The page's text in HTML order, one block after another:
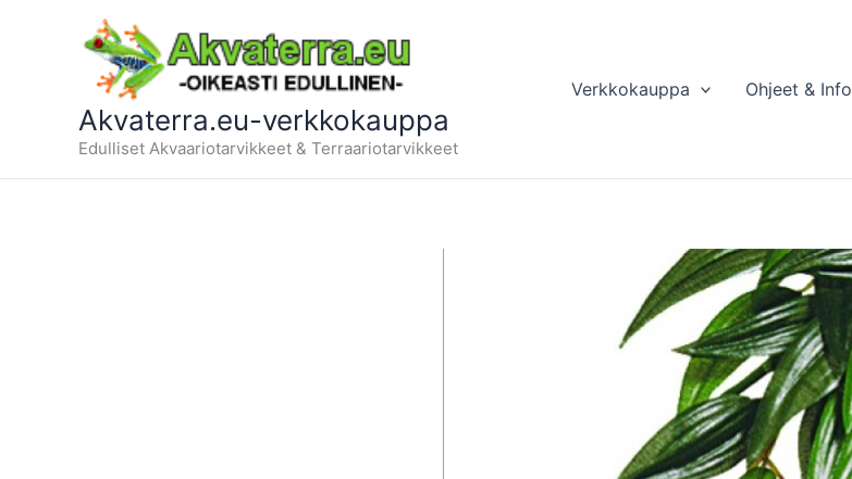
Akvaterra.eu-verkkokauppa
Edulliset Akvaariotarvikkeet & Terraariotarvikkeet
Verkkokauppa Ohjeet & Info